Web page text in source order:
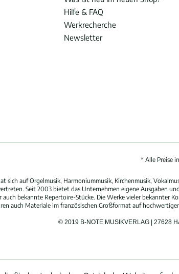
Hilfe & FAQ
Werkrecherche
Newsletter
* Alle Preise
sich auf Orgelmusik, Harmoniummusik, Kirchenmusik,
Seit 2003 bietet das Unternehmen eigene Ausgaben
bekannte Repertoire-Stücke. Die Werke vieler bekannter
auch Materiale im französischen Großformat auf
© 2019 B-NOTE MUSIKVERLAG | 27628